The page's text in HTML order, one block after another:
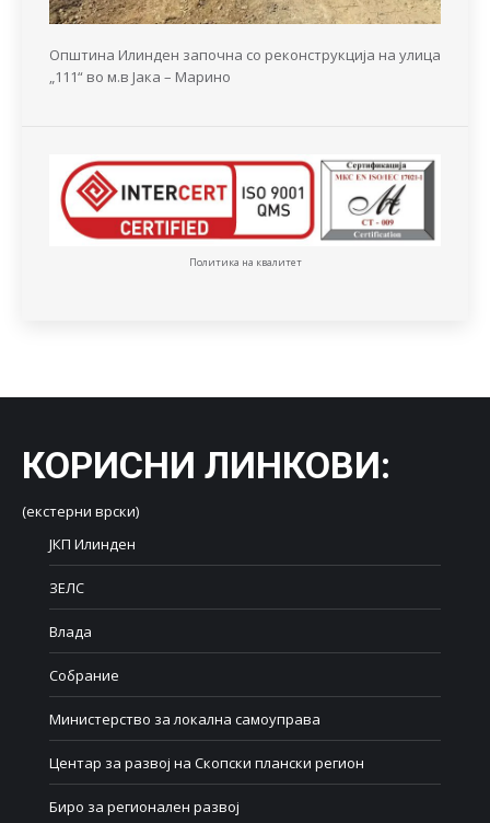
Општина Илинден започна со реконструкција на улица
„111“ во м.в Јака – Марино
Политика на квалитет
КОРИСНИ ЛИНКОВИ:
(екстерни врски)
ЈКП Илинден
ЗЕЛС
Влада
Собрание
Министерство за локална самоуправа
Центар за развој на Скопски плански регион
Биро за регионален развој